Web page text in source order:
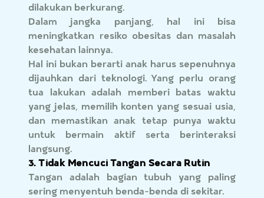
dilakukan berkurang.
Dalam jangka panjang, hal ini bisa
meningkatkan resiko obesitas dan masalah
kesehatan lainnya.
Hal ini bukan berarti anak harus sepenuhnya
dijauhkan dari teknologi. Yang perlu orang
tua lakukan adalah memberi batas waktu
yang jelas, memilih konten yang sesuai usia,
dan memastikan anak tetap punya waktu
untuk bermain aktif serta berinteraksi
langsung.
3. Tidak Mencuci Tangan Secara Rutin
Tangan adalah bagian tubuh yang paling
sering menyentuh benda-benda di sekitar.